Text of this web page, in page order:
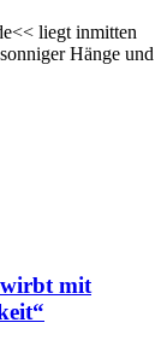
liegt inmitten
Hänge und
wirbt mit